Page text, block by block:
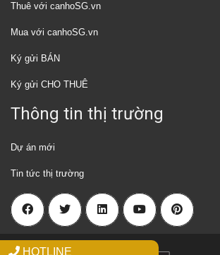
HOTLINE
Thuê với canhoSG.vn
Mua với canhoSG.vn
Ký gửi BÁN
Ký gửi CHO THUÊ
Thông tin thị trường
Dự án mới
Tin tức thị trường